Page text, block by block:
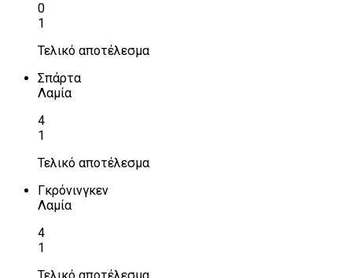
0
1
Τελικό αποτέλεσμα
Σπάρτα
Λαμία
4
1
Τελικό αποτέλεσμα
Γκρόνινγκεν
Λαμία
4
1